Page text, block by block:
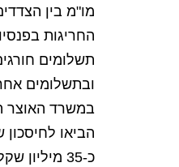
מו"מ בין
החריגות
תשלומים
ובתשלומים
במשרד האוצר
הביאו לחיסכון
כ-35 מיליון